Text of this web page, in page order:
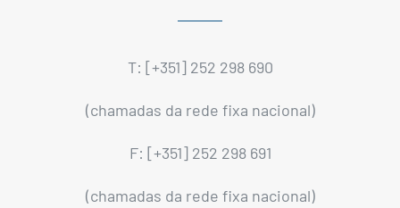
T: [+351] 252 298 690
(chamadas da rede fixa nacional)
F: [+351] 252 298 691
(chamadas da rede fixa nacional)